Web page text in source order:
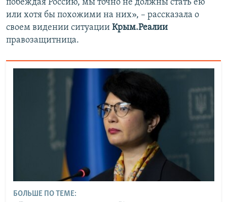
побеждая Россию, мы точно не должны стать ею
или хотя бы похожими на них», – рассказала о
своем видении ситуации Крым.Реалии
правозащитница.
БОЛЬШЕ ПО ТЕМЕ: